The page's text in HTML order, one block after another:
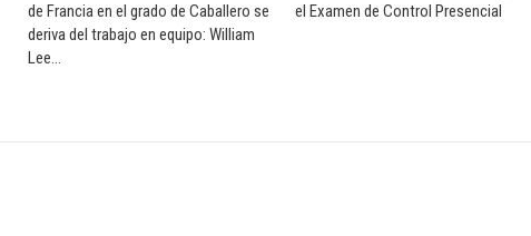
de Francia en el grado de Caballero se
deriva del trabajo en equipo: William
Lee…
el Examen de Control Presencial